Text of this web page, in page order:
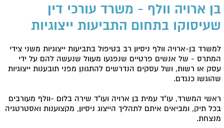
בן ארויה וולף - משרד עורכי דין
שעיסוקו בתחום התביעות ייצוגיות
למשרד בן-ארויה וולף ניסיון רב בטיפול בתביעות ייצוגיות משני צידי
המתרס - של אנשים פרטיים שנפגעו מעוול שנעשה להם על ידי
עסק או רשות, ושל עסקים הנדרשים להתגונן מפני תובענות ייצוגיות
שהוגשו כנגדם.
ראשי המשרד, עו"ד עמית בן ארויה ועו"ד שירה בלום -וולף מעורבים
בכל תיק, ומביאים איתם לתהליך הייצוג ניסיון, מקצוענות ואסטרטגיה
מנצחת.